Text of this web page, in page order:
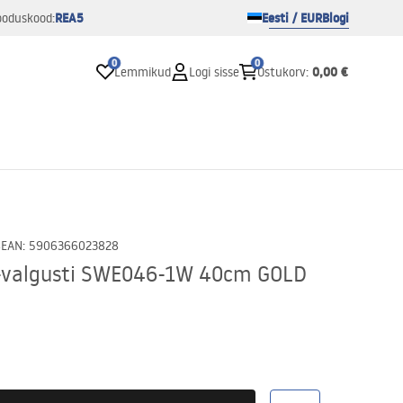
REA5 Eesti / EURBlogi
0
Lemmikud Logi sisse
0
Ostukorv: 0,00 €
EAN: 5906366023828
SWE046-1W 40cm GOLD